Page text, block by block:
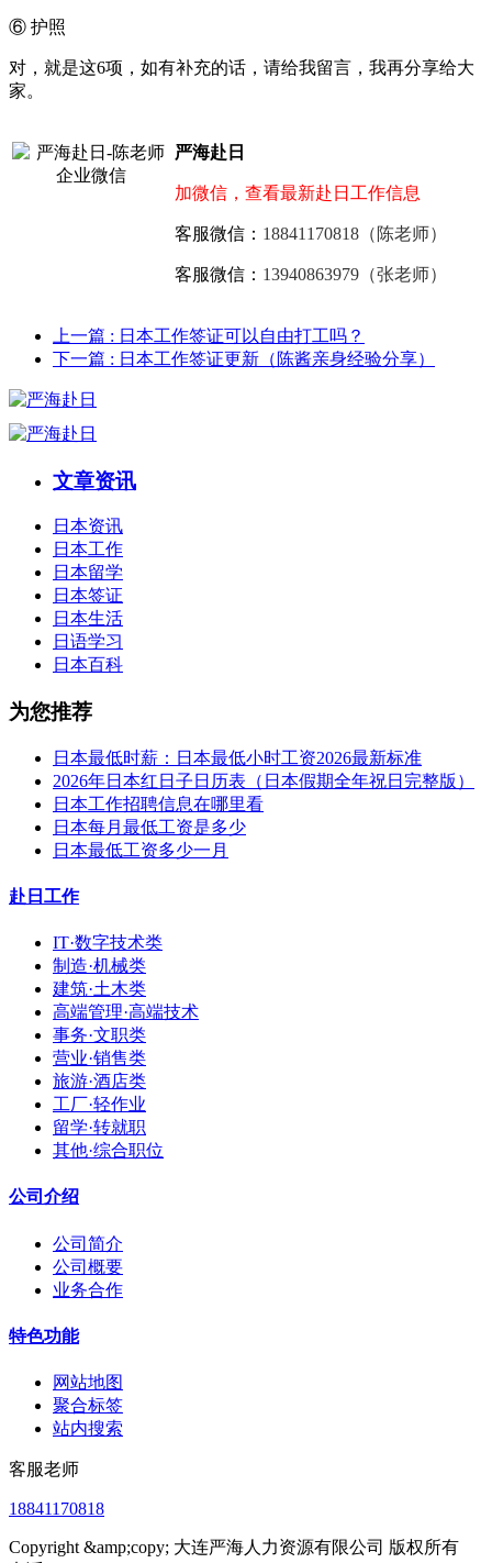
⑥ 护照
对，就是这6项，如有补充的话，请给我留言，我再分享给大
家。
严海赴日
加微信，查看最新赴日工作信息
客服微信： 18841170818（陈老师）
客服微信： 13940863979（张老师）
上一篇 : 日本工作签证可以自由打工吗？
下一篇 : 日本工作签证更新（陈酱亲身经验分享）
文章资讯
日本资讯
日本工作
日本留学
日本签证
日本生活
日语学习
日本百科
为您推荐
日本最低时薪：日本最低小时工资2026最新标准
2026年日本红日子日历表（日本假期全年祝日完整版）
日本工作招聘信息在哪里看
日本每月最低工资是多少
日本最低工资多少一月
赴日工作
IT·数字技术类
制造·机械类
建筑·土木类
高端管理·高端技术
事务·文职类
营业·销售类
旅游·酒店类
工厂·轻作业
留学·转就职
其他·综合职位
公司介绍
公司简介
公司概要
业务合作
特色功能
网站地图
聚合标签
站内搜索
客服老师
18841170818
Copyright &amp;copy; 大连严海人力资源有限公司 版权所有